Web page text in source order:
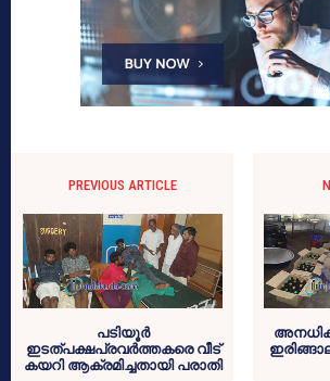
PREVIOUS ARTICLE
പടിയൂര്‍
ഇടത്പക്ഷപ്രവര്‍ത്തകരെ വീട്
കയറി ആക്രമിച്ചതായി പരാതി